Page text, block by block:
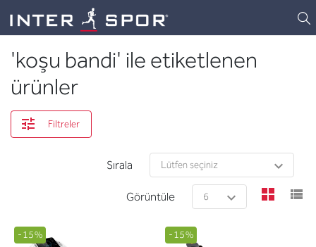
'koşu bandi' ile etiketlenen
ürünler
Filtreler
Sırala
Görüntüle
-15% -15%